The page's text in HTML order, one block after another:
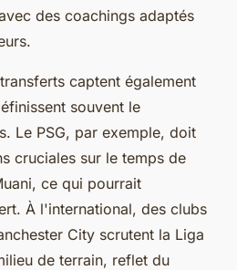
des coachings adaptés
captent également
souvent le
Le PSG, par exemple, doit
cruciales sur le temps de
ce qui pourrait
À l'international, des clubs
City scrutent la Liga
de terrain, reflet du